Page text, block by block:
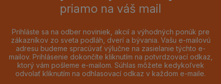
priamo na váš mail
Prihláste sa na odber noviniek, akcií a výhodných ponúk pre
zákazníkov zo sveta podláh, dverí a bývania. Vašu e-mailovú
adresu budeme spracúvať výlučne na zasielanie týchto e-
mailov. Prihlásenie dokončíte kliknutím na potvrdzovací odkaz,
ktorý vám pošleme e-mailom. Súhlas môžete kedykoľvek
odvolať kliknutím na odhlasovací odkaz v každom e-maile.